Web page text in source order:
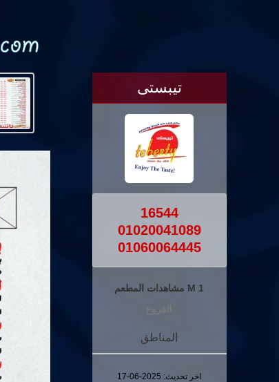
تيبستى
16544
01020041089
01060064445
1 M مشاهدات المطعم
الفروع
المناطق
اخر تحديث: 2025-06-17